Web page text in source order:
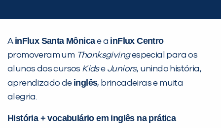
A inFlux Santa Mônicae a inFlux Centro
promoveram um Thanksgivingespecial para os
alunos dos cursos Kidse Juniors, unindo história,
aprendizado de inglês, brincadeiras e muita
alegria.
História + vocabulário em inglês na prática